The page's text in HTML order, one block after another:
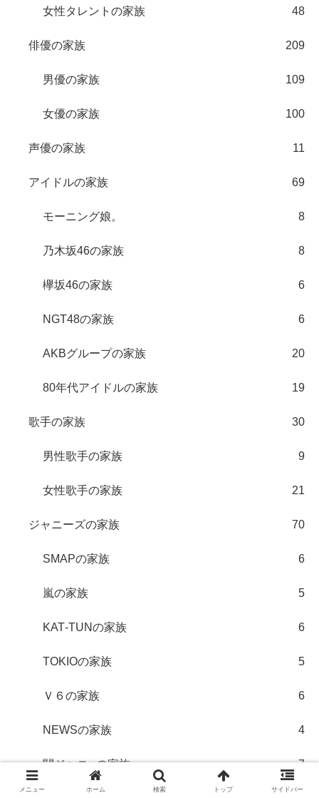
女性タレントの家族 48
俳優の家族 209
男優の家族 109
女優の家族 100
声優の家族 11
アイドルの家族 69
モーニング娘。 8
乃木坂46の家族 8
欅坂46の家族 6
NGT48の家族 6
AKBグループの家族 20
80年代アイドルの家族 19
歌手の家族 30
男性歌手の家族 9
女性歌手の家族 21
ジャニーズの家族 70
SMAPの家族 6
嵐の家族 5
KAT‐TUNの家族 6
TOKIOの家族 5
Ｖ６の家族 6
NEWSの家族 4
関ジャニ∞の家族 7
メニュー ホーム 検索 トップ サイドバー